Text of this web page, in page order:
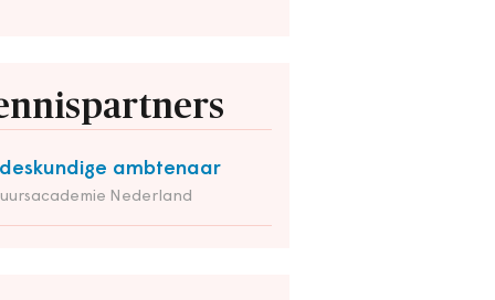
ambtenaar
Nederland